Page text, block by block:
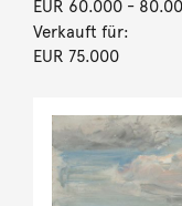
EUR 60.000-
Verkauft für:
EUR 75.000